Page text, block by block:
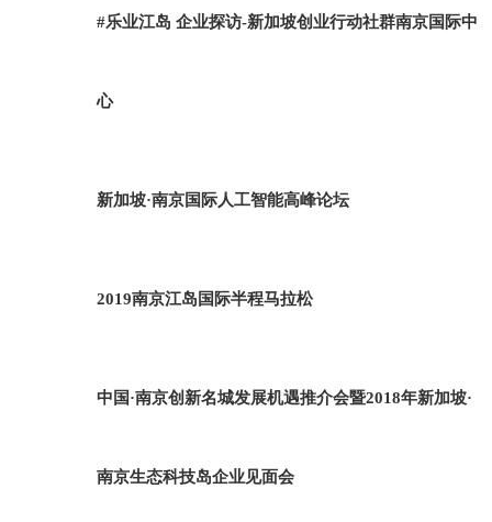
#乐业江岛 企业探访-新加坡创业行动社群南京国际中
心
新加坡·南京国际人工智能高峰论坛
2019南京江岛国际半程马拉松
中国·南京创新名城发展机遇推介会暨2018年新加坡·
南京生态科技岛企业见面会